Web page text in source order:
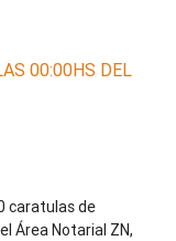
00:00HS DEL
caratulas de
Área Notarial ZN,